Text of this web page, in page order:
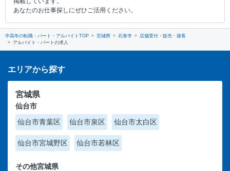
あなたのお仕事探しにぜひご活用ください。
中高年の転職・パート・アルバイトTOP 宮城県 石巻市
店舗受付・販売・接客
アルバイト・パートの求人
エリアから探す
宮城県
仙台市
仙台市青葉区
仙台市泉区 仙台市太白区
仙台市宮城野区 仙台市若林区
その他宮城県